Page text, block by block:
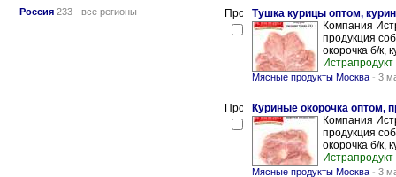
Россия 233 - все регионы
Тушка курицы оптом,
Компания
продукция
окорочка б/к,
Истрапродукт
Мясные продукты Москва - 3
Куриные окорочка оптом,
Компания
продукция
окорочка б/к,
Истрапродукт
Мясные продукты Москва - 3